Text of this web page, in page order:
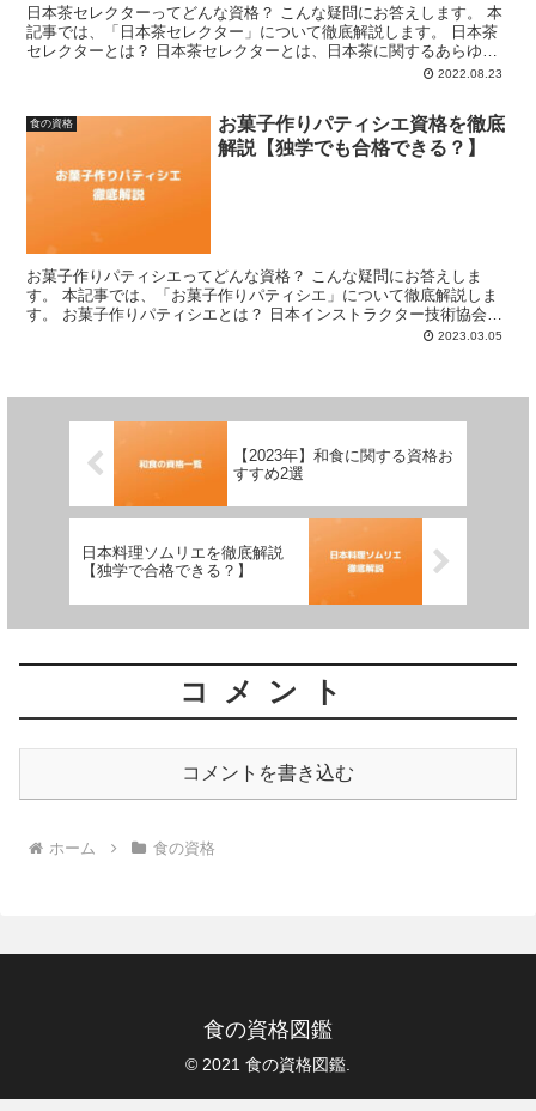
日本茶セレクターってどんな資格？ こんな疑問にお答えします。 本
記事では、「日本茶セレクター」について徹底解説します。 日本茶
セレクターとは？ 日本茶セレクターとは、日本茶に関するあらゆる
知識を有している方に認定される資格です。 日本安全食...2022.08.23
食の資格
お菓子作りパティシエ資格を徹底
解説【独学でも合格できる？】
お菓子作りパティシエってどんな資格？ こんな疑問にお答えしま
す。 本記事では、「お菓子作りパティシエ」について徹底解説しま
す。 お菓子作りパティシエとは？ 日本インストラクター技術協会が
認定しているお菓子作りパティシエは、お菓子作りに関する...2023.03.05
【2023年】和食に関する資格お
すすめ2選
日本料理ソムリエを徹底解説
【独学で合格できる？】
コメント
コメントを書き込む
ホーム 食の資格
食の資格図鑑
© 2021 食の資格図鑑.